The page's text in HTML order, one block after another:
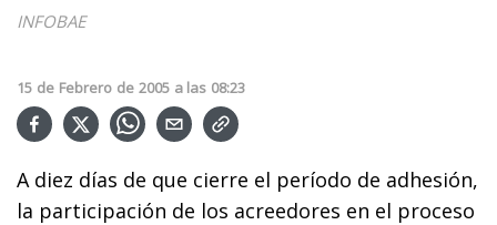
INFOBAE
15 de Febrero de 2005 a las 08:23
A diez días de que cierre el período de adhesión,
la participación de los acreedores en el proceso